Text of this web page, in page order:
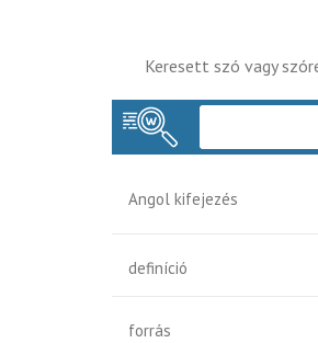
Keresett szó vagy
Angol kifejezés
definíció
forrás